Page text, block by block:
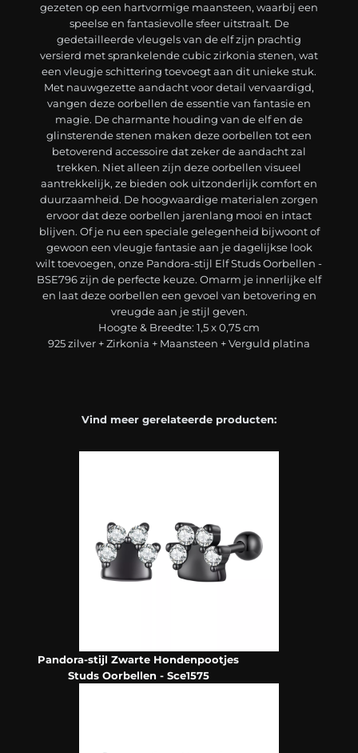
gezeten op een hartvormige maansteen, waarbij een
speelse en fantasievolle sfeer uitstraalt. De
gedetailleerde vleugels van de elf zijn prachtig
versierd met sprankelende cubic zirkonia stenen, wat
een vleugje schittering toevoegt aan dit unieke stuk.
Met nauwgezette aandacht voor detail vervaardigd,
vangen deze oorbellen de essentie van fantasie en
magie. De charmante houding van de elf en de
glinsterende stenen maken deze oorbellen tot een
betoverend accessoire dat zeker de aandacht zal
trekken. Niet alleen zijn deze oorbellen visueel
aantrekkelijk, ze bieden ook uitzonderlijk comfort en
duurzaamheid. De hoogwaardige materialen zorgen
ervoor dat deze oorbellen jarenlang mooi en intact
blijven. Of je nu een speciale gelegenheid bijwoont of
gewoon een vleugje fantasie aan je dagelijkse look
wilt toevoegen, onze Pandora-stijl Elf Studs Oorbellen -
BSE796 zijn de perfecte keuze. Omarm je innerlijke elf
en laat deze oorbellen een gevoel van betovering en
vreugde aan je stijl geven.
Hoogte & Breedte: 1,5 x 0,75 cm
925 zilver + Zirkonia + Maansteen + Verguld platina
Vind meer gerelateerde producten:
Pandora-stijl Zwarte Hondenpootjes
Studs Oorbellen - Sce1575